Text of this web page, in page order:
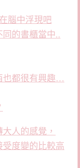
腦中浮現吧
的書櫃當中..
也都很有興趣…
人的感覺，
度變的比較高